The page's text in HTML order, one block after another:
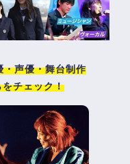
声優・舞台制作
チェック！